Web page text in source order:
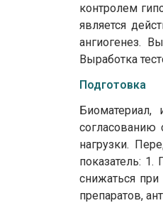
контролем
является
ангиогенез.
Выработка
Подготовка
согласованию
нагрузки.
показатель:
снижаться
препаратов,